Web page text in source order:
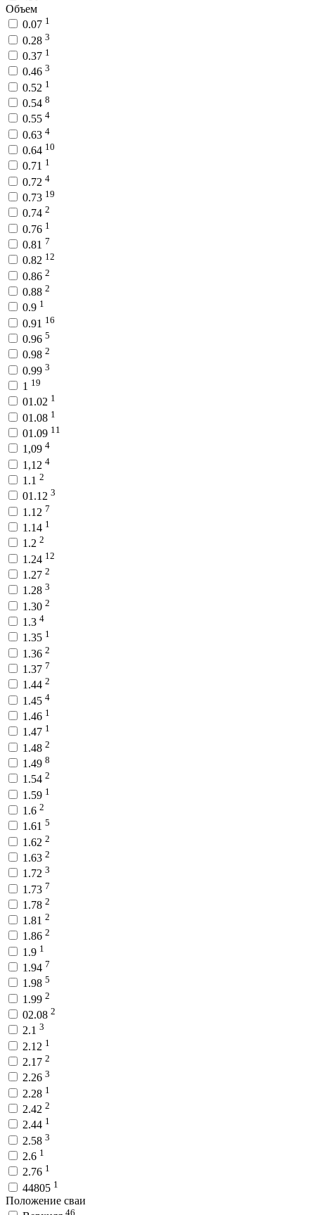
Объем
0.07 1
0.28 3
0.37 1
0.46 3
0.52 1
0.54 8
0.55 4
0.63 4
0.64 10
0.71 1
0.72 4
0.73 19
0.74 2
0.76 1
0.81 7
0.82 12
0.86 2
0.88 2
0.9 1
0.91 16
0.96 5
0.98 2
0.99 3
1 19
01.02 1
01.08 1
01.09 11
1,09 4
1,12 4
1.1 2
01.12 3
1.12 7
1.14 1
1.2 2
1.24 12
1.27 2
1.28 3
1.30 2
1.3 4
1.35 1
1.36 2
1.37 7
1.44 2
1.45 4
1.46 1
1.47 1
1.48 2
1.49 8
1.54 2
1.59 1
1.6 2
1.61 5
1.62 2
1.63 2
1.72 3
1.73 7
1.78 2
1.81 2
1.86 2
1.9 1
1.94 7
1.98 5
1.99 2
02.08 2
2.1 3
2.12 1
2.17 2
2.26 3
2.28 1
2.42 2
2.44 1
2.58 3
2.6 1
2.76 1
44805 1
Положение сваи
46